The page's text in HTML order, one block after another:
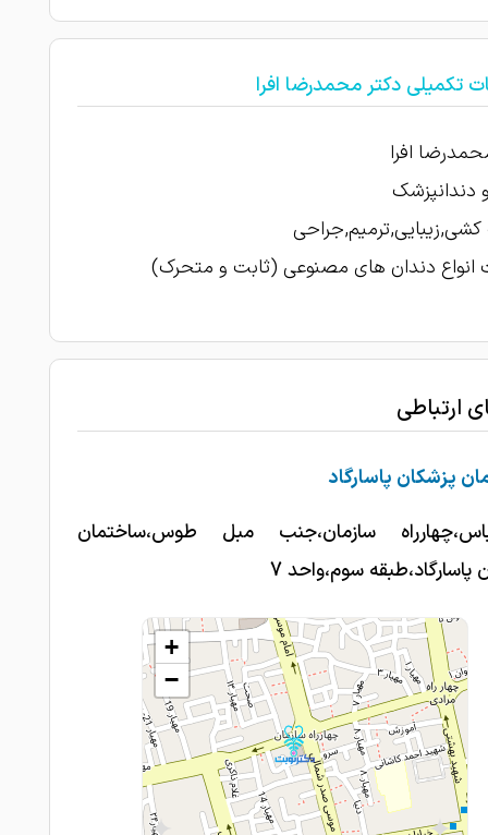
خیلی خوب بود راضی ام 1402-11-16
کاپوزیت انجام دادم
واقعا از کارش راضی هستم بسیار حرفه ای و
دکتر خیلی خوبیه
کارشون عالیه خیلی با تجربه هستن
جرم گیری دندان عالیی
تکمیلی دکتر محمدرضا افرا
افرا
دندانپزشک
دندان های مصنوعی (ثابت و متحرک)
ارتباطی
پزشکان پاسارگاد
سازمان،جنب مبل طوس،ساختمان
پاسارگاد،طبقه سوم،واحد 7
+
−